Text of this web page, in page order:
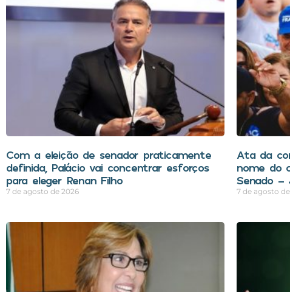
Com a eleição de senador praticamente
definida, Palácio vai concentrar esforços
para eleger Renan Filho
7 de agosto de 2026
Ata da
nome do
Senado –
7 de agosto